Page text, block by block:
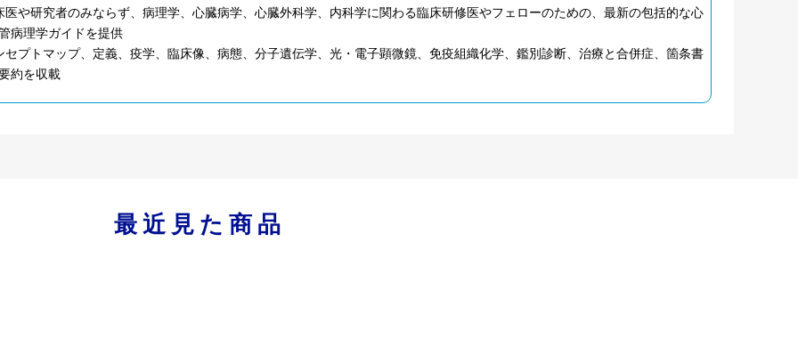
医や研究者のみならず、病理学、心臓病学、心臓外科学、内科学に関わる臨床研修医やフェローのための、最新の包括的な心
病理学ガイドを提供
セプトマップ、定義、疫学、臨床像、病態、分子遺伝学、光・電子顕微鏡、免疫組織化学、鑑別診断、治療と合併症、箇条書
約を収載
最近見た商品